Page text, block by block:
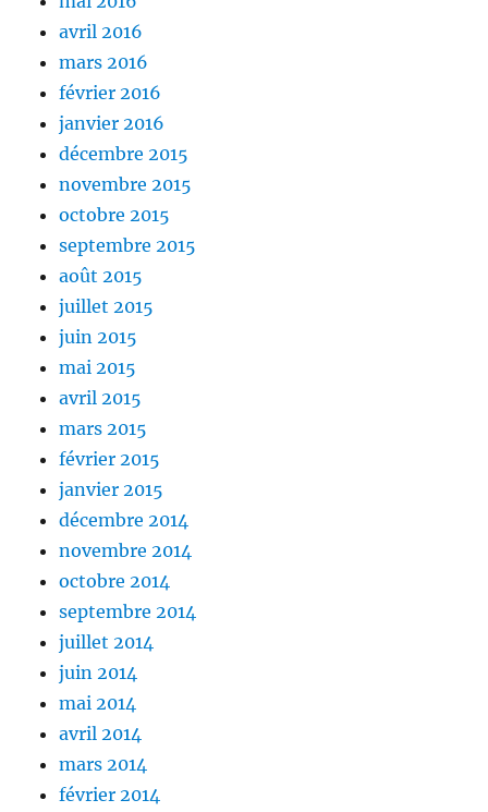
avril 2016
mars 2016
février 2016
janvier 2016
décembre 2015
novembre 2015
octobre 2015
septembre 2015
août 2015
juillet 2015
juin 2015
mai 2015
avril 2015
mars 2015
février 2015
janvier 2015
décembre 2014
novembre 2014
octobre 2014
septembre 2014
juillet 2014
juin 2014
mai 2014
avril 2014
mars 2014
février 2014